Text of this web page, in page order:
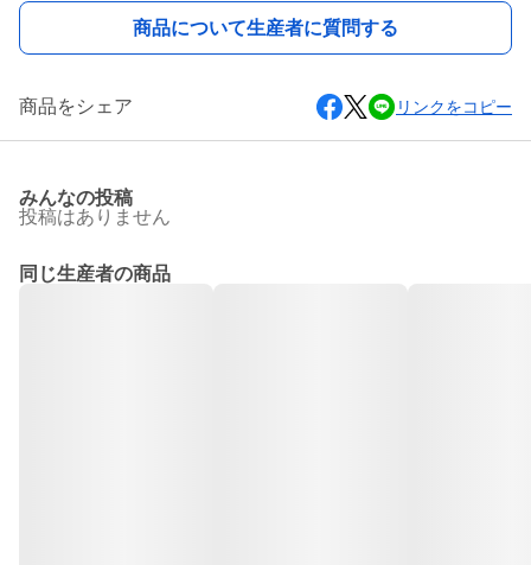
商品について生産者に質問する
商品をシェア リンクをコピー
みんなの投稿
投稿はありません
同じ生産者の商品